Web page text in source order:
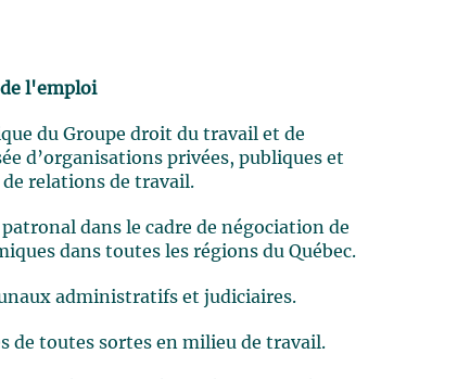
l'emploi
du Groupe droit du travail et de
d’organisations privées, publiques et
relations de travail.
dans le cadre de négociation de
dans toutes les régions du Québec.
administratifs et judiciaires.
de toutes sortes en milieu de travail.